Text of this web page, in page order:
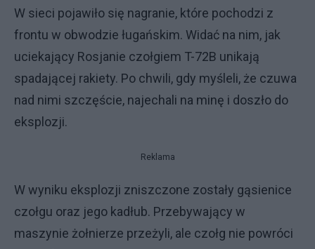
W sieci pojawiło się nagranie, które pochodzi z
frontu w obwodzie ługańskim. Widać na nim, jak
uciekający Rosjanie czołgiem T-72B unikają
spadającej rakiety. Po chwili, gdy myśleli, że czuwa
nad nimi szczęście, najechali na minę i doszło do
eksplozji.
Reklama
W wyniku eksplozji zniszczone zostały gąsienice
czołgu oraz jego kadłub. Przebywający w
maszynie żołnierze przeżyli, ale czołg nie powróci